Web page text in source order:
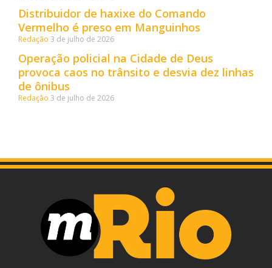
Distribuidor de haxixe do Comando
Vermelho é preso em Manguinhos
Redação 3 de julho de 2026
Operação policial na Cidade de Deus
provoca caos no trânsito e desvia dez linhas
de ônibus
Redação 3 de julho de 2026